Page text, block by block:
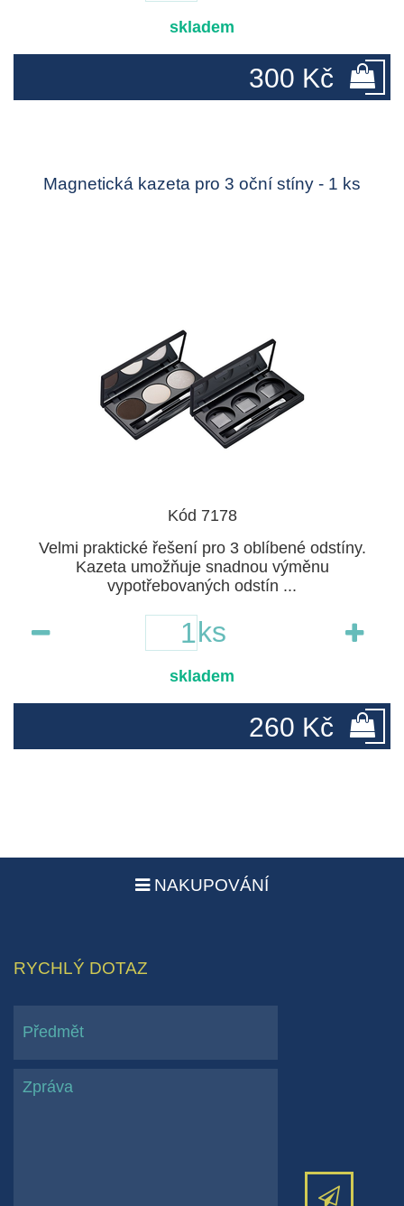
skladem
300 Kč
Magnetická kazeta pro 3 oční stíny - 1 ks
Kód 7178
Velmi praktické řešení pro 3 oblíbené odstíny.
Kazeta umožňuje snadnou výměnu
vypotřebovaných odstín ...
ks
skladem
260 Kč
NAKUPOVÁNÍ
RYCHLÝ DOTAZ